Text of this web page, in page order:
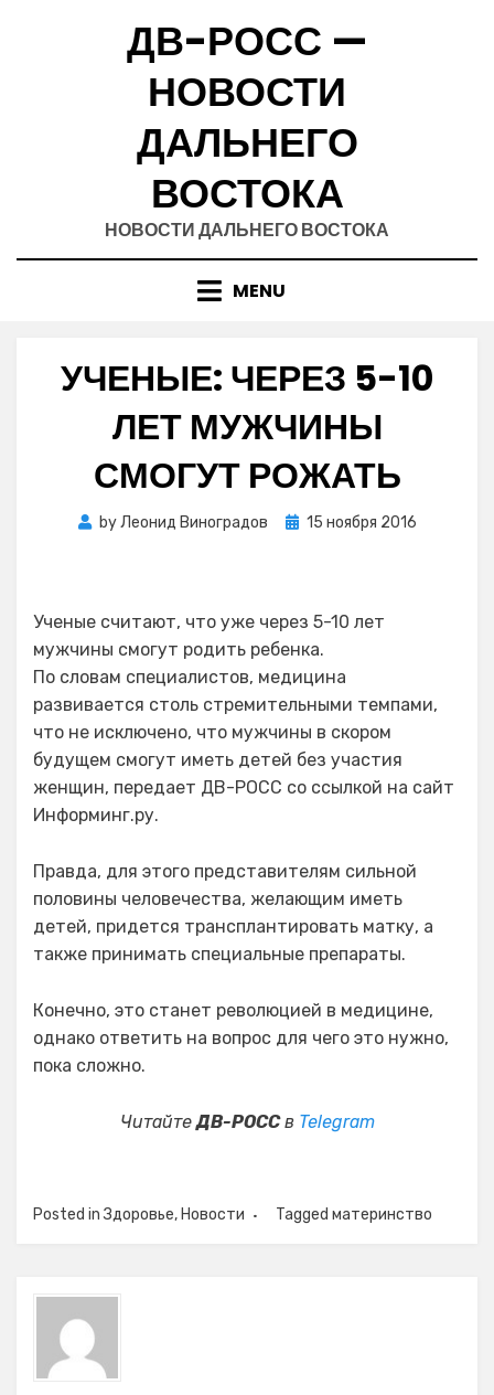
ДВ-РОСС —
НОВОСТИ
ДАЛЬНЕГО
ВОСТОКА
НОВОСТИ ДАЛЬНЕГО ВОСТОКА
MENU
УЧЕНЫЕ: ЧЕРЕЗ 5-10
ЛЕТ МУЖЧИНЫ
СМОГУТ РОЖАТЬ
byЛеонид Виноградов
Posted
15 ноября 2016
Ученые считают, что уже через 5-10 лет
мужчины смогут родить ребенка.
По словам специалистов, медицина
развивается столь стремительными темпами,
что не исключено, что мужчины в скором
будущем смогут иметь детей без участия
женщин, передает ДВ-РОСС со ссылкой на сайт
Информинг.ру.
Правда, для этого представителям сильной
половины человечества, желающим иметь
детей, придется трансплантировать матку, а
также принимать специальные препараты.
Конечно, это станет революцией в медицине,
однако ответить на вопрос для чего это нужно,
пока сложно.
ЧитайтеДВ-РОССв Telegram
Posted inЗдоровье, Новости Tagged материнство